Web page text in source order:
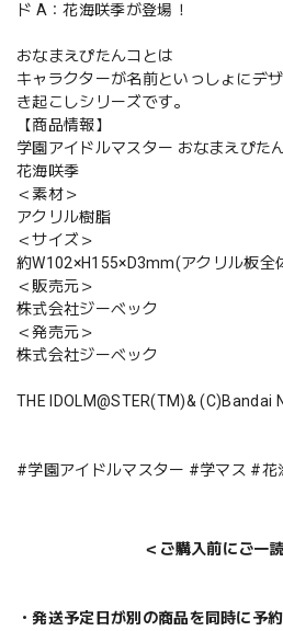
ド A：花海咲季が登場！
おなまえぴたんコとは
キャラクターが名前といっしょにデ
き起こしシリーズです。
【商品情報】
学園アイドルマスター おなまえぴた
花海咲季
＜素材＞
アクリル樹脂
＜サイズ＞
約W102×H155×D3mm(アクリル板全
＜販売元＞
株式会社ジーベック
＜発売元＞
株式会社ジーベック
THE IDOLM@STER(TM)&
#学園アイドルマスター #学マス #花
＜ご購入前にご一
・発送予定日が別の商品を同時に予